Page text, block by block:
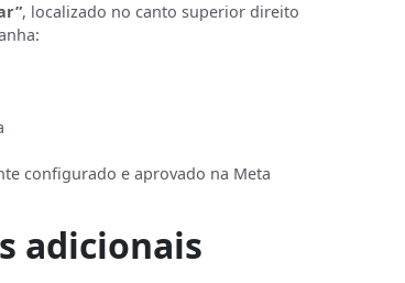
, localizado no canto superior direito
configurado e aprovado na Meta
adicionais